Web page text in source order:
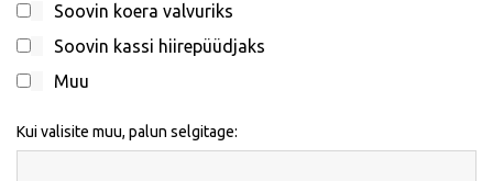
Soovin koera valvuriks
Soovin kassi hiirepüüdjaks
Muu
Kui valisite muu, palun selgitage: